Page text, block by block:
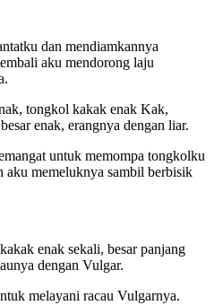
dan mendiamkannya
aku mendorong laju
tongkol kakak enak Kak,
enak, erangnya dengan liar.
untuk memompa tongkolku
memeluknya sambil berbisik
enak sekali, besar panjang
dengan Vulgar.
melayani racau Vulgarnya.